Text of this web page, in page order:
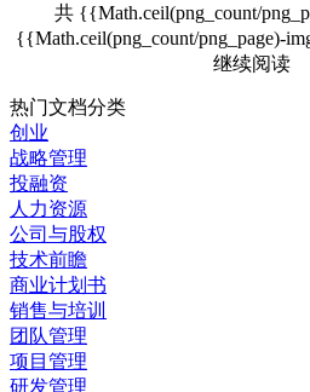
共 {{Math.ceil(png_count/
{{Math.ceil(png_count/png_page)-
继续阅读
热门文档分类
创业
战略管理
投融资
人力资源
公司与股权
技术前瞻
商业计划书
销售与培训
团队管理
项目管理
研发管理